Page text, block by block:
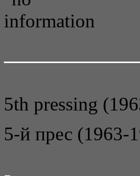
5th pressing
5-й прес (1963-